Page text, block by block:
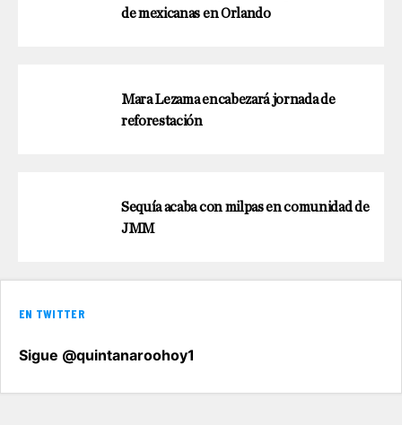
de mexicanas en Orlando
Mara Lezama encabezará jornada de
reforestación
Sequía acaba con milpas en comunidad de
JMM
EN TWITTER
Sigue @quintanaroohoy1